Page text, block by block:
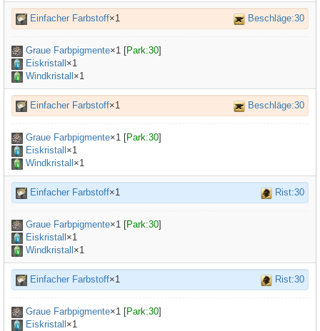
Einfacher Farbstoff×1 Beschläge:30
Graue Farbpigmente×1 [Park:30]
Eiskristall ×1
Windkristall ×1
Einfacher Farbstoff×1 Beschläge:30
Graue Farbpigmente×1 [Park:30]
Eiskristall ×1
Windkristall ×1
Einfacher Farbstoff×1 Rist:30
Graue Farbpigmente×1 [Park:30]
Eiskristall ×1
Windkristall ×1
Einfacher Farbstoff×1 Rist:30
Graue Farbpigmente×1 [Park:30]
Eiskristall ×1